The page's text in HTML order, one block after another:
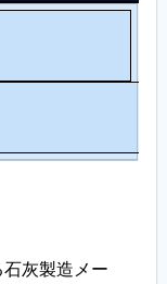
石灰製造メー